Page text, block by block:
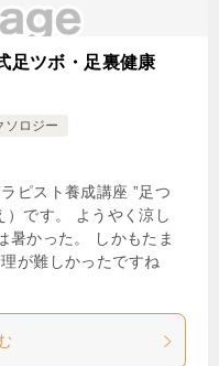
足ツボ・足裏健康
ソロジー
ピスト養成講座 ”足つ
）です。 ようやく涼し
暑かった。 しかもたま
が難しかったですね